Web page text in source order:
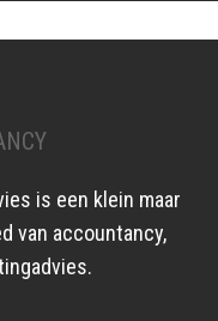
is een klein maar
van accountancy,